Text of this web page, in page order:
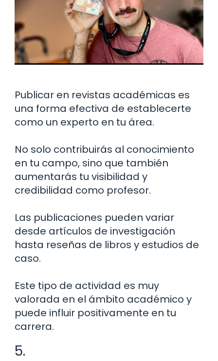
Publicar en revistas académicas es
una forma efectiva de establecerte
como un experto en tu área.
No solo contribuirás al conocimiento
en tu campo, sino que también
aumentarás tu visibilidad y
credibilidad como profesor.
Las publicaciones pueden variar
desde artículos de investigación
hasta reseñas de libros y estudios de
caso.
Este tipo de actividad es muy
valorada en el ámbito académico y
puede influir positivamente en tu
carrera.
5.